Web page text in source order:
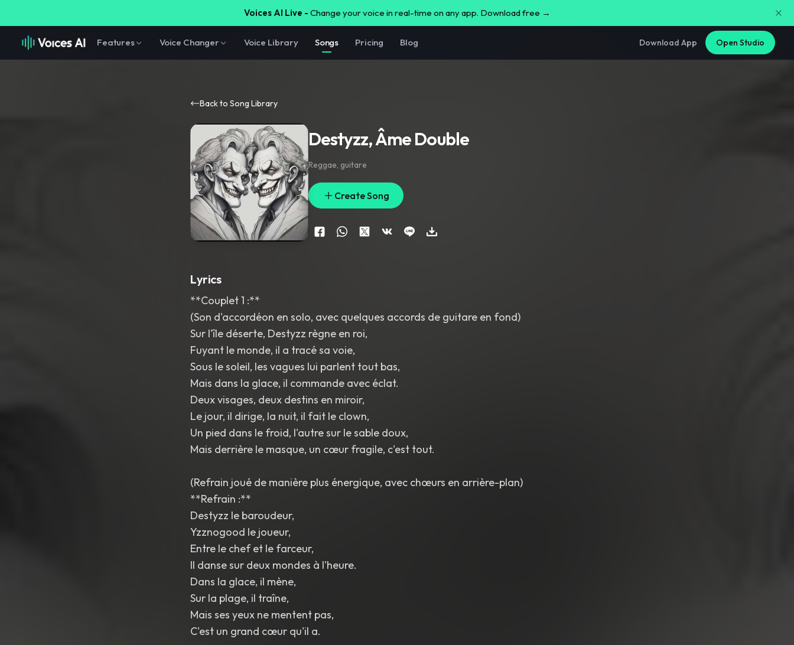
Voices AI Live - Change your voice in real-time on any app. Download free →
Features Voice Changer Voice Library Songs Pricing Blog Download App Open Studio
Back to Song Library
Destyzz, Âme Double
Reggae, guitare
Create Song
Lyrics
**Couplet 1 :**
(Son d'accordéon en solo, avec quelques accords de guitare en fond)
Sur l'île déserte, Destyzz règne en roi,
Fuyant le monde, il a tracé sa voie,
Sous le soleil, les vagues lui parlent tout bas,
Mais dans la glace, il commande avec éclat.
Deux visages, deux destins en miroir,
Le jour, il dirige, la nuit, il fait le clown,
Un pied dans le froid, l'autre sur le sable doux,
Mais derrière le masque, un cœur fragile, c'est tout.
(Refrain joué de manière plus énergique, avec chœurs en arrière-plan)
**Refrain :**
Destyzz le baroudeur,
Yzznogood le joueur,
Entre le chef et le farceur,
Il danse sur deux mondes à l'heure.
Dans la glace, il mène,
Sur la plage, il traîne,
Mais ses yeux ne mentent pas,
C'est un grand cœur qu'il a.